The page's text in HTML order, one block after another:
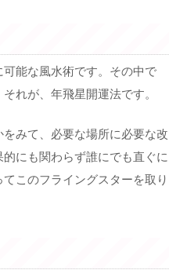
能な風水術です。その中で
れが、年飛星開運法です。
みて、必要な場所に必要な改
にも関わらず誰にでも直ぐに
このフライングスターを取り